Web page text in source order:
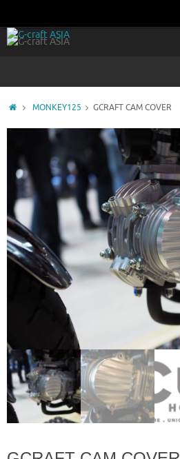
テ
ッ
ホ
MONKEY125 GCRAFT CAM COVER